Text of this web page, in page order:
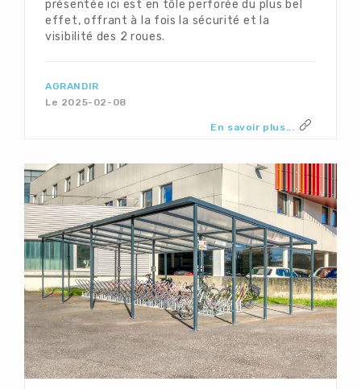
présentée ici est en tôle perforée du plus bel
effet, offrant à la fois la sécurité et la
visibilité des 2 roues.
AGRANDIR
Le 2025-02-08
En savoir plus...